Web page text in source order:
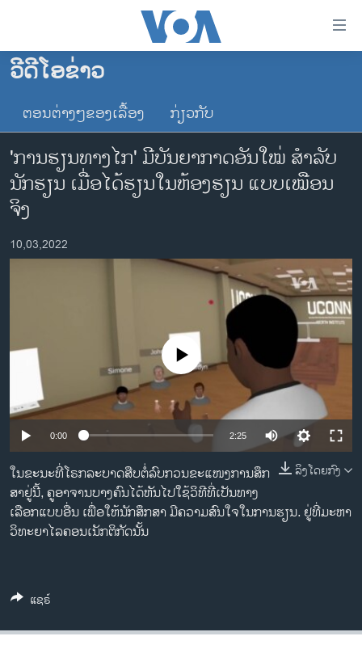
ເຂົ້າ
ຂ້າມ
ຂ້າມ
ຫາ
ຊອກ
ໂຮມເພຈ
ລາວ
ການເລືອກຕັ້ງ ປະທານາທີບໍດີ ສະຫະລັດ 2024
ຂ່າວ​ຈີນ
ເອເຊຍ
ຊຸມຊົນຊາວລາວ
ວິທະຍາສາດ-ເທັກໂນໂລຈີ
ທຸລະກິດ
ພາສາອັງກິດ
ວີດີໂອ
ສຽງ
ລາຍການກະຈາຍສຽງ
ຕິດຕາມພວກເຮົາ ທີ່
ພາສາຕ່າງໆ
ວີດີໂອຂ່າວ
ຕອນຕ່າງໆຂອງເລື້ອງ ກ່ຽວກັບ
'ການ​ຮຽນ​ທາງ​ໄກ' ມີ​ບັນ​ຍາ​ກາດອັນ​ໃໝ່ ​ສຳ​ລັບ​
ນັກ​ຮຽນ ເມື່ອໄດ້ຮຽນ​ໃນ​​ຫ້ອງ​ຮຽນ ​ແບບ​ເໝືອນ​
ຈິງ
10,03,2022
No media source currently available
0:00 2:25
ລິງໂດຍກົງ
ໃນຂະນະທີ່ໂຣກລະບາດສືບຕໍ່ລົບກວນ​ຂະ​ແໜງ​ການ​ສຶກ​
ສາ​ຢູ່ນີ້, ຄູອາ​ຈານບາງຄົນໄດ້ຫັນໄປໃຊ້ວິທີທີ່​ເປັນທາງ
ເລືອກແບບອື່ນ ເພື່ອໃຫ້ນັກສຶກ​ສາ ມີຄວາມ​ສົນ​ໃຈ​ໃນ​ການ​ຮຽນ. ຢູ່ທີ່ມະຫາ
ວິທະຍາໄລຄອນ​ເນັກ​ຕິ​ກັດນັ້ນ
ແຊຣ໌